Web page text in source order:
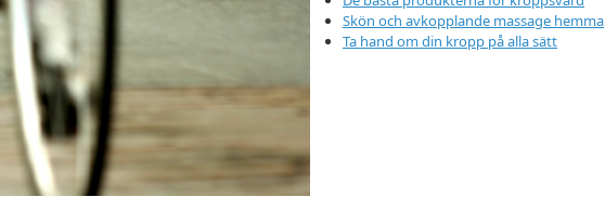
Skön och avkopplande massage hemma
Ta hand om din kropp på alla sätt